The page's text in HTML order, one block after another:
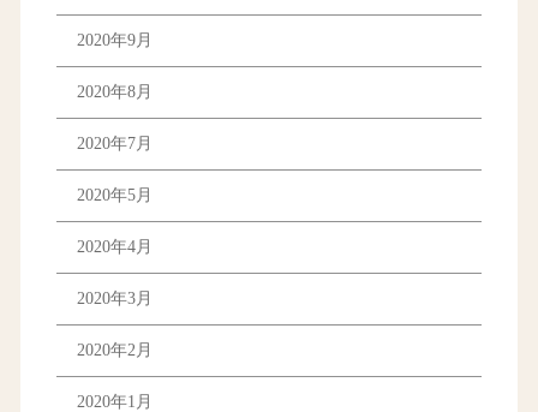
2020年9月
2020年8月
2020年7月
2020年5月
2020年4月
2020年3月
2020年2月
2020年1月